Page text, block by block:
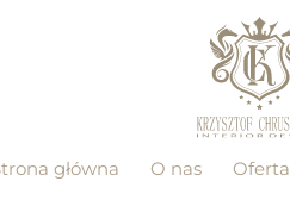
główna O nas Oferta